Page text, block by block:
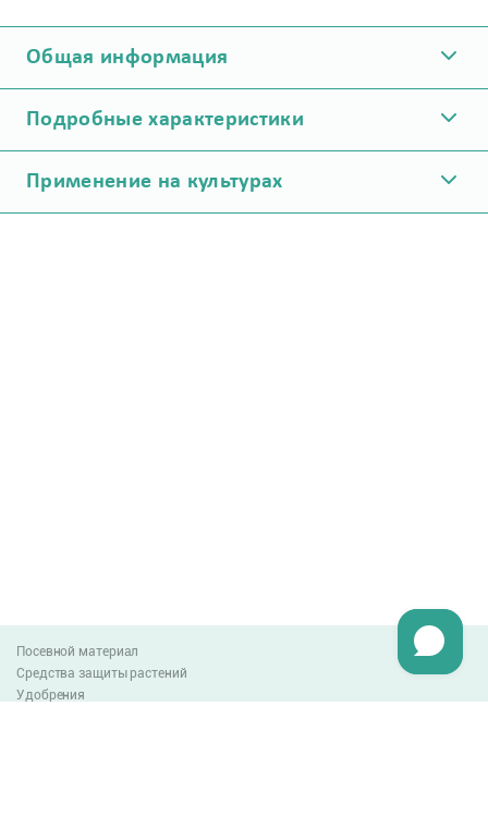
Общая информация
Подробные характеристики
Применение на культурах
Посевной материал
Средства защиты растений
Удобрения